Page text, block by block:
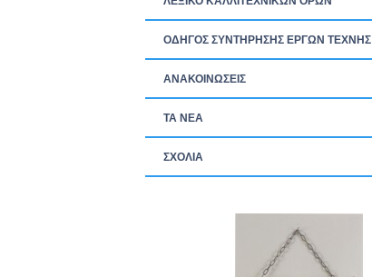
ΟΔΗΓΟΣ ΣΥΝΤΗΡΗΣΗΣ ΕΡΓΩΝ ΤΕΧΝΗΣ
ΑΝΑΚΟΙΝΩΣΕΙΣ
ΤΑ ΝEΑ
ΣΧΟΛΙΑ